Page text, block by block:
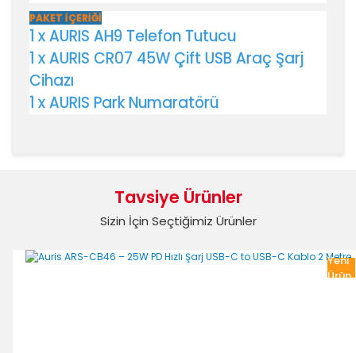
PAKET İÇERİĞİ
1 x AURIS AH9 Telefon Tutucu
1 x AURIS CR07 45W Çift USB Araç Şarj
Cihazı
1 x AURIS Park Numaratörü
Yorum Yaz
formunu kullanarak tarafımıza iletebilirsiniz.
Görüş ve önerileriniz için teşekkür ederiz.
Ürün açıklamasında eksik bilgiler bulunuyor.
Tavsiye Ürünler
Sizin İçin Seçtiğimiz Ürünler
Yeni
Ürün